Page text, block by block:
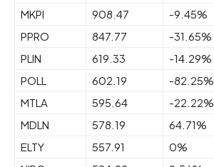
MKPI
908.47 -9.45%
PPRO
847.77 -31.65%
PLIN
619.33 -14.29%
POLL
602.19 -82.25%
MTLA
595.64 -22.22%
MDLN
578.19 64.71%
ELTY
557.91 0%